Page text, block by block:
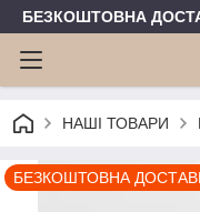
БЕЗКОШТОВНА
НАШІ ТОВАРИ
БЕЗКОШТОВНА